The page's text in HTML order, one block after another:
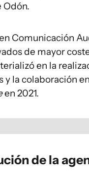
Odón.
Comunicación
de mayor
en la
la colaboración
en 2021.
de la